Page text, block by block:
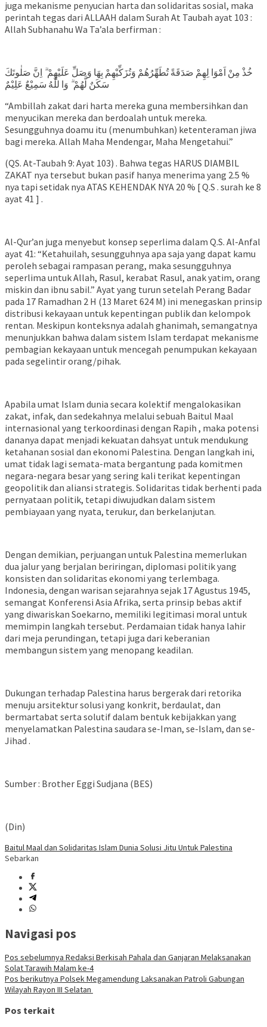
juga mekanisme penyucian harta dan solidaritas sosial, maka
perintah tegas dari ALLAAH dalam Surah At Taubah ayat 103 :
Allah Subhanahu Wa Ta’ala berfirman :
خُذْ مِنْ اَمْوَا لِهِمْ صَدَقَةً تُطَهِّرُهُمْ وَتُزَكِّيْهِمْ بِهَا وَصَلِّ عَلَيْهِمْ ۗ اِنَّ صَلٰوتَكَ
سَكَنٌ لَّهُمْ ۗ وَا للّٰهُ سَمِيْعٌ عَلِيْمٌ
“Ambillah zakat dari harta mereka guna membersihkan dan
menyucikan mereka dan berdoalah untuk mereka.
Sesungguhnya doamu itu (menumbuhkan) ketenteraman jiwa
bagi mereka. Allah Maha Mendengar, Maha Mengetahui.”
(QS. At-Taubah 9: Ayat 103) . Bahwa tegas HARUS DIAMBIL
ZAKAT nya tersebut bukan pasif hanya menerima yang 2.5 %
nya tapi setidak nya ATAS KEHENDAK NYA 20 % [ Q.S . surah ke 8
ayat 41 ] .
Al-Qur’an juga menyebut konsep seperlima dalam Q.S. Al-Anfal
ayat 41: “Ketahuilah, sesungguhnya apa saja yang dapat kamu
peroleh sebagai rampasan perang, maka sesungguhnya
seperlima untuk Allah, Rasul, kerabat Rasul, anak yatim, orang
miskin dan ibnu sabil.” Ayat yang turun setelah Perang Badar
pada 17 Ramadhan 2 H (13 Maret 624 M) ini menegaskan prinsip
distribusi kekayaan untuk kepentingan publik dan kelompok
rentan. Meskipun konteksnya adalah ghanimah, semangatnya
menunjukkan bahwa dalam sistem Islam terdapat mekanisme
pembagian kekayaan untuk mencegah penumpukan kekayaan
pada segelintir orang/pihak.
Apabila umat Islam dunia secara kolektif mengalokasikan
zakat, infak, dan sedekahnya melalui sebuah Baitul Maal
internasional yang terkoordinasi dengan Rapih , maka potensi
dananya dapat menjadi kekuatan dahsyat untuk mendukung
ketahanan sosial dan ekonomi Palestina. Dengan langkah ini,
umat tidak lagi semata-mata bergantung pada komitmen
negara-negara besar yang sering kali terikat kepentingan
geopolitik dan aliansi strategis. Solidaritas tidak berhenti pada
pernyataan politik, tetapi diwujudkan dalam sistem
pembiayaan yang nyata, terukur, dan berkelanjutan.
Dengan demikian, perjuangan untuk Palestina memerlukan
dua jalur yang berjalan beriringan, diplomasi politik yang
konsisten dan solidaritas ekonomi yang terlembaga.
Indonesia, dengan warisan sejarahnya sejak 17 Agustus 1945,
semangat Konferensi Asia Afrika, serta prinsip bebas aktif
yang diwariskan Soekarno, memiliki legitimasi moral untuk
memimpin langkah tersebut. Perdamaian tidak hanya lahir
dari meja perundingan, tetapi juga dari keberanian
membangun sistem yang menopang keadilan.
Dukungan terhadap Palestina harus bergerak dari retorika
menuju arsitektur solusi yang konkrit, berdaulat, dan
bermartabat serta solutif dalam bentuk kebijakkan yang
menyelamatkan Palestina saudara se-Iman, se-Islam, dan se-
Jihad .
Sumber : Brother Eggi Sudjana (BES)
(Din)
Baitul Maal dan Solidaritas Islam Dunia Solusi Jitu Untuk Palestina
Sebarkan
Navigasi pos
Pos sebelumnya Redaksi Berkisah Pahala dan Ganjaran Melaksanakan
Solat Tarawih Malam ke-4
Pos berikutnya Polsek Megamendung Laksanakan Patroli Gabungan
Wilayah Rayon III Selatan
Pos terkait